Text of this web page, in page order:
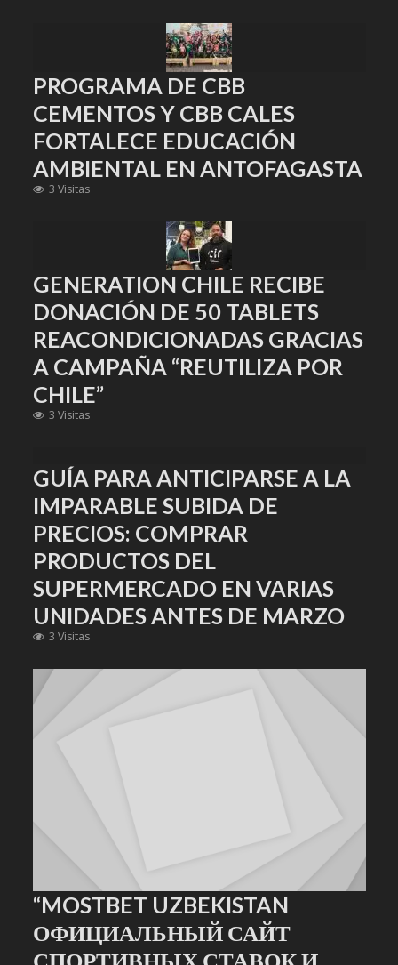
PROGRAMA DE CBB
CEMENTOS Y CBB CALES
FORTALECE EDUCACIÓN
AMBIENTAL EN ANTOFAGASTA
3 Visitas
GENERATION CHILE RECIBE
DONACIÓN DE 50 TABLETS
REACONDICIONADAS GRACIAS
A CAMPAÑA “REUTILIZA POR
CHILE”
3 Visitas
GUÍA PARA ANTICIPARSE A LA
IMPARABLE SUBIDA DE
PRECIOS: COMPRAR
PRODUCTOS DEL
SUPERMERCADO EN VARIAS
UNIDADES ANTES DE MARZO
3 Visitas
“MOSTBET UZBEKISTAN
ОФИЦИАЛЬНЫЙ САЙТ